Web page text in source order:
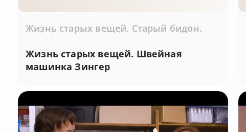
Жизнь старых вещей. Старый бидон.
Жизнь старых вещей. Швейная
машинка Зингер